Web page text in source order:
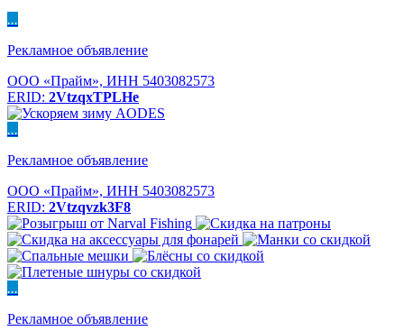
...
Рекламное объявление
ООО «Прайм», ИНН 5403082573
ERID: 2VtzqxTPLHe
...
Рекламное объявление
ООО «Прайм», ИНН 5403082573
ERID: 2Vtzqvzk3F8
...
Рекламное объявление